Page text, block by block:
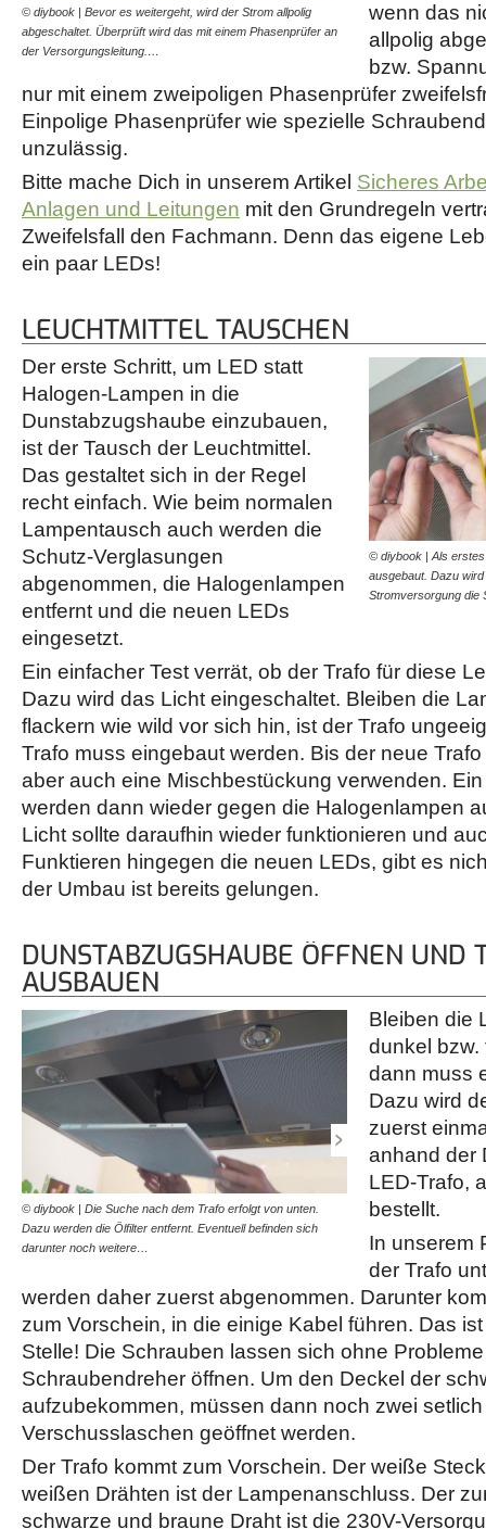
© diybook | Bevor es weitergeht, wird der Strom allpolig
abgeschaltet. Überprüft wird das mit einem Phasenprüfer an
der Versorgungsleitung.…
wenn das
allpolig
bzw.
nur mit einem zweipoligen Phasenprüfer
Einpolige Phasenprüfer wie spezielle
unzulässig.
Bitte mache Dich in unserem Artikel Sicheres
Anlagen und Leitungen mit den Grundregeln
Zweifelsfall den Fachmann. Denn das eigene
ein paar LEDs!
LEUCHTMITTEL TAUSCHEN
© diybook | Als
ausgebaut. Dazu
Stromversorgung
Der erste Schritt, um LED statt
Halogen-Lampen in die
Dunstabzugshaube einzubauen,
ist der Tausch der Leuchtmittel.
Das gestaltet sich in der Regel
recht einfach. Wie beim normalen
Lampentausch auch werden die
Schutz-Verglasungen
abgenommen, die Halogenlampen
entfernt und die neuen LEDs
eingesetzt.
Ein einfacher Test verrät, ob der Trafo für diese
Dazu wird das Licht eingeschaltet. Bleiben die
flackern wie wild vor sich hin, ist der Trafo
Trafo muss eingebaut werden. Bis der neue
aber auch eine Mischbestückung verwenden.
werden dann wieder gegen die Halogenlampen
Licht sollte daraufhin wieder funktionieren und
Funktieren hingegen die neuen LEDs, gibt es
der Umbau ist bereits gelungen.
DUNSTABZUGSHAUBE ÖFFNEN UND
AUSBAUEN
© diybook | Die Suche nach dem Trafo erfolgt von unten.
Dazu werden die Ölfilter entfernt. Eventuell befinden sich
darunter noch weitere…
© diybook | Eine
Steuerbox der…
Bleiben die
dunkel bzw.
dann muss
Dazu wird
zuerst
anhand der
LED-Trafo,
bestellt.
In unserem
der Trafo
werden daher zuerst abgenommen. Darunter
zum Vorschein, in die einige Kabel führen. Das
Stelle! Die Schrauben lassen sich ohne
Schraubendreher öffnen. Um den Deckel der
aufzubekommen, müssen dann noch zwei
Verschusslaschen geöffnet werden.
Der Trafo kommt zum Vorschein. Der weiße
weißen Drähten ist der Lampenanschluss. Der
schwarze und braune Draht ist die 230V-